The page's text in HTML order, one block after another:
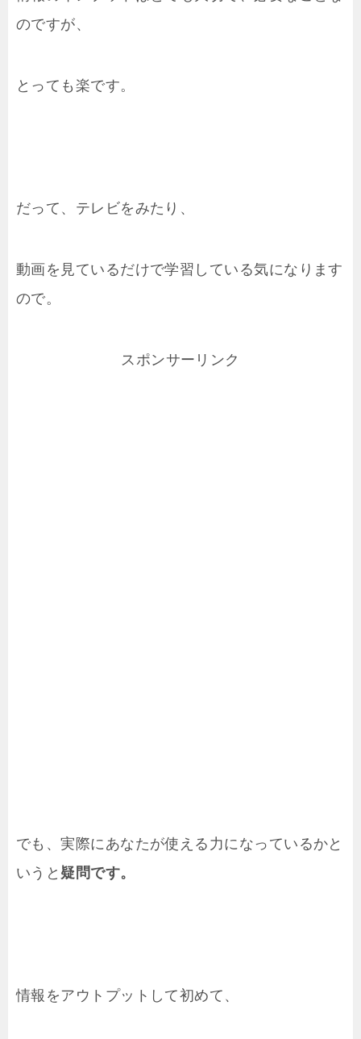
のですが、
とっても楽です。
だって、テレビをみたり、
動画を見ているだけで学習している気になります
ので。
スポンサーリンク
でも、実際にあなたが使える力になっているかと
いうと 疑問です。
情報をアウトプットして初めて、